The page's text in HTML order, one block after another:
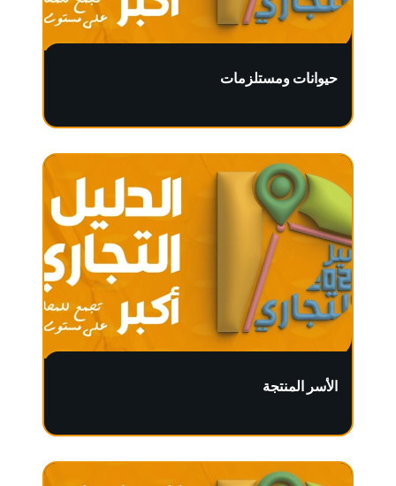
حيوانات ومستلزمات
الأسر المنتجة